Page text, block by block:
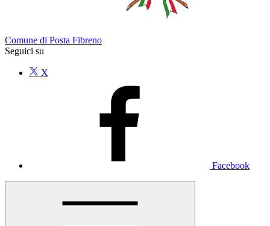
Comune di Posta Fibreno
Seguici su
X
Facebook